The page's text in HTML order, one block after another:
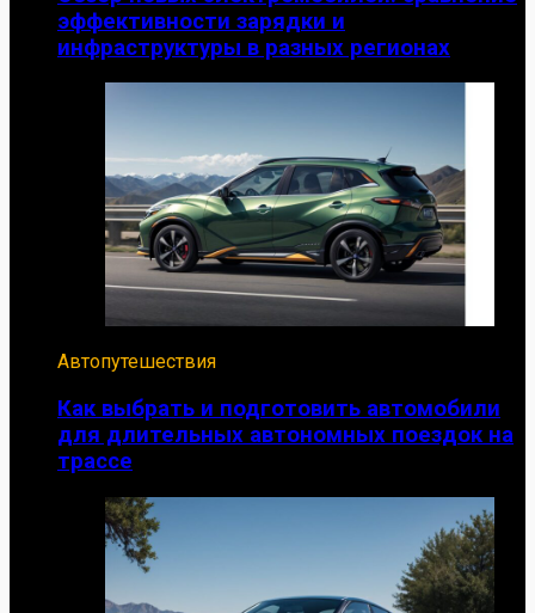
эффективности зарядки и
инфраструктуры в разных регионах
Автопутешествия
Как выбрать и подготовить автомобили
для длительных автономных поездок на
трассе